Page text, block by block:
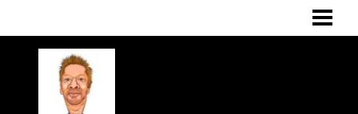
OM MIG
TJÄNSTER